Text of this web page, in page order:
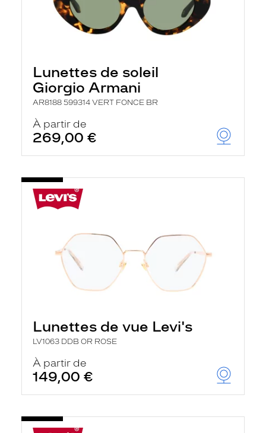
Lunettes de soleil
Giorgio Armani
AR8188 599314 VERT FONCE BR
À partir de
269,00 €
Lunettes de vue Levi's
LV1063 DDB OR ROSE
À partir de
149,00 €